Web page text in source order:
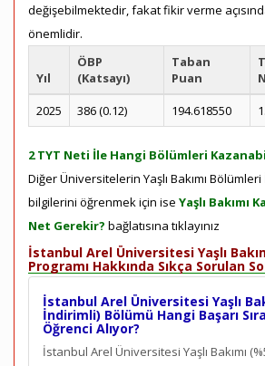
değişebilmektedir, fakat fikir verme
önemlidir.
Yıl
ÖBP
(Katsayı)
Taban
Puan
2025
386 (0.12) 194.618550
2 TYT Neti İle Hangi Bölümleri
Diğer Üniversitelerin Yaşlı Bakımı
bilgilerini öğrenmek için ise Yaşlı Bakımı
Net Gerekir? bağlatısına tıklayınız
İstanbul Arel Üniversitesi Yaşlı
Programı Hakkında Sıkça Sorulan
İstanbul Arel Üniversitesi Yaşlı
İndirimli) Bölümü Hangi Başarı
Öğrenci Alıyor?
İstanbul Arel Üniversitesi Yaşlı Bakımı